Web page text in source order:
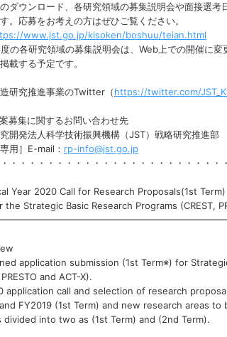
ダウンロード、各研究領域の募集説明会や面接選
。応募をお考えの方はぜひご覧ください。
www.jst.go.jp/kisoken/boshuu/teian.html
の各研究領域の募集説明会は、Web上での開催に
載する予定です。
研究推進事業のTwitter（https://twitter.com/
募集に関するお問い合わせ先
開発法人科学技術振興機構（JST）戦略研究推進部
用］E-mail： rp-info@jst.go.jp
・・・・・・・・・・・・・・・・・・・・・・・・
2020 Call for Research Proposals(1st Term)
Strategic Basic Research Programs (CREST,
application submission (1st Term※) for
and ACT-X).
application call and selection of research
FY2019 (1st Term) and new research areas
divided into two as (1st Term) and (2nd Term).